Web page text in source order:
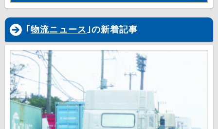
｢ 物流ニュース｣の新着記事